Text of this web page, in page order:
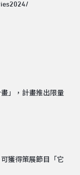
」，計畫推出限量
獲得策展節目「它